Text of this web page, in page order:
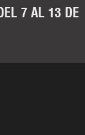
7 AL 13 DE